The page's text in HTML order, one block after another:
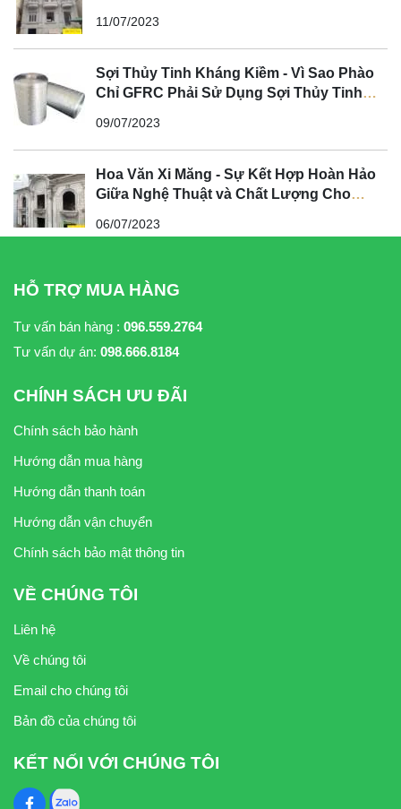
11/07/2023
Sợi Thủy Tinh Kháng Kiềm - Vì Sao Phào
Chỉ GFRC Phải Sử Dụng Sợi Thủy Tinh
09/07/2023
Hoa Văn Xi Măng - Sự Kết Hợp Hoàn Hảo
Giữa Nghệ Thuật và Chất Lượng Cho
06/07/2023
HỖ TRỢ MUA HÀNG
Tư vấn bán hàng : 096.559.2764
Tư vấn dự án: 098.666.8184
CHÍNH SÁCH ƯU ĐÃI
Chính sách bảo hành
Hướng dẫn mua hàng
Hướng dẫn thanh toán
Hướng dẫn vận chuyển
Chính sách bảo mật thông tin
VỀ CHÚNG TÔI
Liên hệ
Về chúng tôi
Email cho chúng tôi
Bản đồ của chúng tôi
KẾT NỐI VỚI CHÚNG TÔI